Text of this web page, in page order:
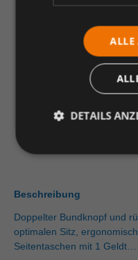
Anzahl verringern
In den
Beschreibung
Doppelter Bundknopf und
optimalen Sitz,
Seitentaschen mit 1 Geldt…
ALLE
DETAILS